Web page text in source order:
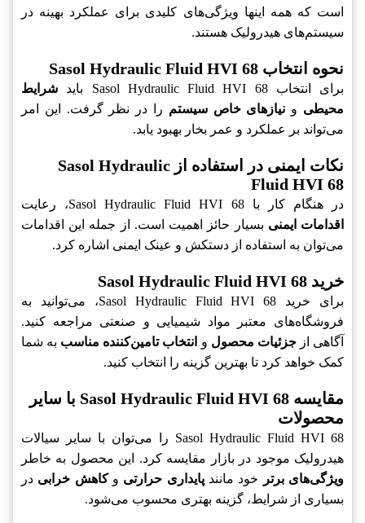
است که همه اینها ویژگی‌های کلیدی برای عملکرد بهینه در
سیستم‌های هیدرولیک هستند.
نحوه انتخاب Sasol Hydraulic Fluid HVI 68
برای انتخاب Sasol Hydraulic Fluid HVI 68 باید
شرایط
محیطی و نیازهای خاص سیستم را در نظر گرفت. این امر
می‌تواند بر عملکرد و عمر بخار بهبود یابد.
نکات ایمنی در استفاده از Sasol Hydraulic
Fluid HVI 68
در هنگام کار با Sasol Hydraulic Fluid HVI 68، رعایت
اقدامات ایمنی بسیار حائز اهمیت است. از جمله این اقدامات
می‌توان به استفاده از دستکش و عینک ایمنی اشاره کرد.
خرید Sasol Hydraulic Fluid HVI 68
برای خرید Sasol Hydraulic Fluid HVI 68، می‌توانید به
فروشگاه‌های معتبر مواد شیمیایی و صنعتی مراجعه کنید.
آگاهی ازجزئیات محصول و انتخاب تامین‌کننده مناسب به شما
کمک خواهد کرد تا بهترین گزینه را انتخاب کنید.
مقایسه Sasol Hydraulic Fluid HVI 68 با سایر
محصولات
Sasol Hydraulic Fluid HVI 68 را می‌توان با سایر سیالات
هیدرولیک موجود در بازار مقایسه کرد. این محصول به خاطر
ویژگی‌های برتر
خود مانندپایداری حرارتی وکاهش خرابی در
بسیاری از شرایط، گزینه بهتری محسوب می‌شود.